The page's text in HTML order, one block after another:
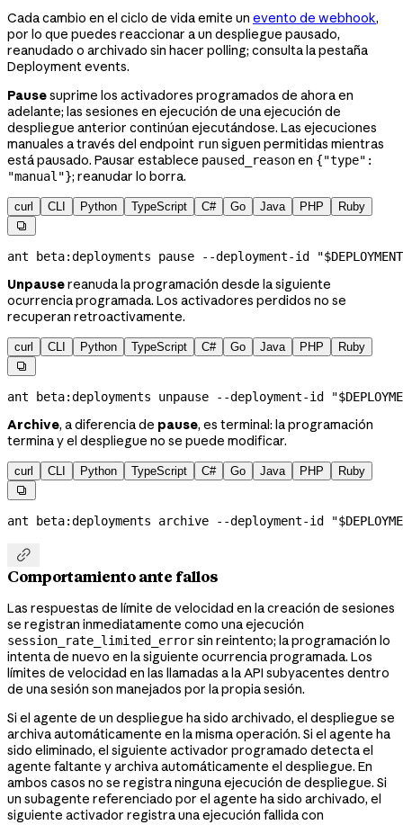
Cada cambio en el ciclo de vida emite un evento de webhook,
por lo que puedes reaccionar a un despliegue pausado,
reanudado o archivado sin hacer polling; consulta la pestaña
Deployment events.
Pausesuprime los activadores programados de ahora en
adelante; las sesiones en ejecución de una ejecución de
despliegue anterior continúan ejecutándose. Las ejecuciones
manuales a través del endpoint runsiguen permitidas mientras
está pausado. Pausar establece paused_reasonen {"type":
"manual"}; reanudar lo borra.
curl CLI Python TypeScript C# Go Java PHP Ruby

ant beta:deployments pause --deployment-id "
Unpausereanuda la programación desde la siguiente
ocurrencia programada. Los activadores perdidos no se
recuperan retroactivamente.
curl CLI Python TypeScript C# Go Java PHP Ruby

ant beta:deployments unpause --deployment-id "
Archive, a diferencia de pause, es terminal: la programación
termina y el despliegue no se puede modificar.
curl CLI Python TypeScript C# Go Java PHP Ruby

ant beta:deployments archive --deployment-id "

Comportamiento ante fallos
Las respuestas de límite de velocidad en la creación de sesiones
se registran inmediatamente como una ejecución
session_rate_limited_errorsin reintento; la programación lo
intenta de nuevo en la siguiente ocurrencia programada. Los
límites de velocidad en las llamadas a la API subyacentes dentro
de una sesión son manejados por la propia sesión.
Si el agente de un despliegue ha sido archivado, el despliegue se
archiva automáticamente en la misma operación. Si el agente ha
sido eliminado, el siguiente activador programado detecta el
agente faltante y archiva automáticamente el despliegue. En
ambos casos no se registra ninguna ejecución de despliegue. Si
un subagente referenciado por el agente ha sido archivado, el
siguiente activador registra una ejecución fallida con